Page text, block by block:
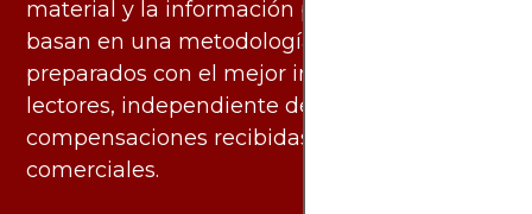
material y la información publicados se
basan en una metodología imparcial y están
preparados con el mejor interés de los
lectores, independiente de las
compensaciones recibidas de socios
comerciales.